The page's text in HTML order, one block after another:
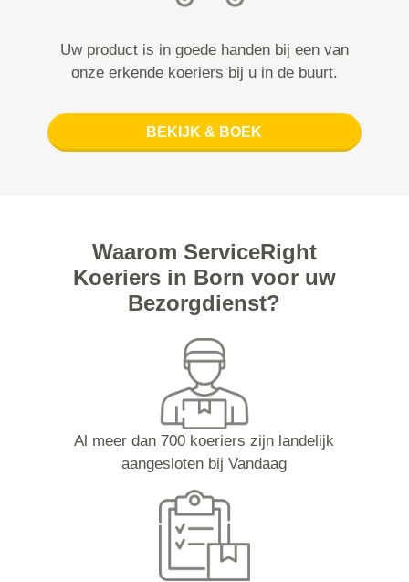
Uw product is in goede handen bij een van
onze erkende koeriers bij u in de buurt.
BEKIJK & BOEK
Waarom ServiceRight
Koeriers in Born voor uw
Bezorgdienst?
Al meer dan 700 koeriers zijn landelijk
aangesloten bij Vandaag